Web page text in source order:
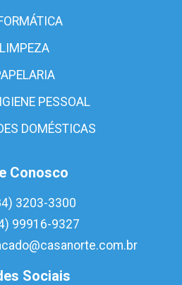
LIMPEZA
PESSOAL
DOMÉSTICAS
Conosco
3203-3300
99916-9327
Sociais